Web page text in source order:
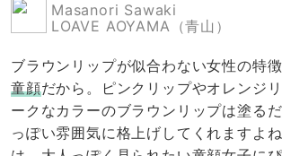
Masanori Sawaki
LOAVE AOYAMA（青山）
ブラウンリップが似合わない女性の特
童顔だから。ピンクリップやオレンジ
ークなカラーのブラウンリップは塗る
っぽい雰囲気に格上げしてくれますよ